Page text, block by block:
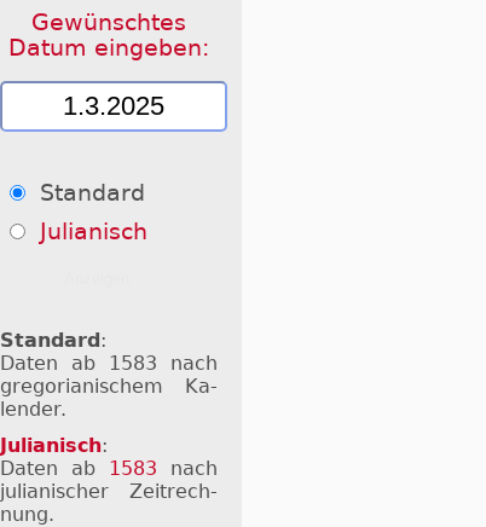
Gewünschtes
Datum eingeben:
Standard
Julianisch
Standard :
Daten ab 1583 nach
gre­go­ri­a­ni­schem Ka­
len­der.
Julianisch:
Daten ab 1583 nach
ju­li­a­ni­scher Zeit­rech­
nung.